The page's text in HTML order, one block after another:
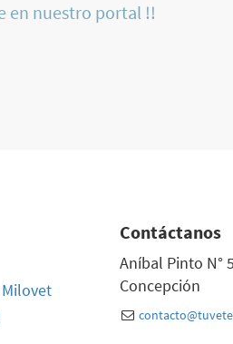
en nuestro portal !!
Contáctanos
Aníbal Pinto N°
Concepción